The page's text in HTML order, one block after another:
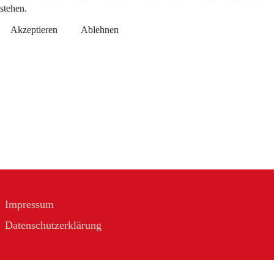
Impressum
Datenschutzerklärung
stehen.
Akzeptieren Ablehnen